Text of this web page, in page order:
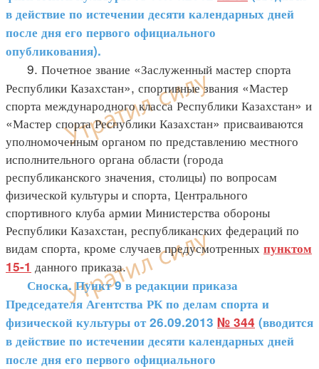
в действие по истечении десяти календарных дней
после дня его первого официального
опубликования).
9. Почетное звание «Заслуженный мастер спорта
Республики Казахстан», спортивные звания «Мастер
спорта международного класса Республики Казахстан» и
«Мастер спорта Республики Казахстан» присваиваются
уполномоченным органом по представлению местного
исполнительного органа области (города
республиканского значения, столицы) по вопросам
физической культуры и спорта, Центрального
спортивного клуба армии Министерства обороны
Республики Казахстан, республиканских федераций по
видам спорта, кроме случаев предусмотренных пунктом
15-1 данного приказа.
Сноска. Пункт 9 в редакции приказа
Председателя Агентства РК по делам спорта и
физической культуры от 26.09.2013 № 344 (вводится
в действие по истечении десяти календарных дней
после дня его первого официального